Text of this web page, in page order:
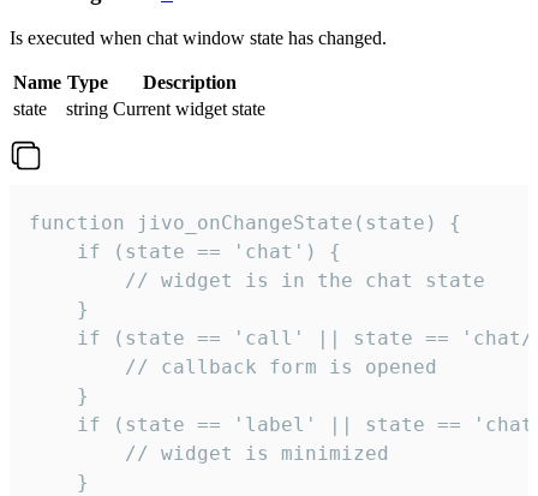
Is executed when chat window state has changed.
Name Type
Description
state
string Current widget state
function jivo_onChangeState(state) {
    if (state == 'chat') {
        // widget is in the chat state
    }
if (state == 'call' || state ==
        // callback form is opened
    }
if (state == 'label' || state ==
        // widget is minimized
    }